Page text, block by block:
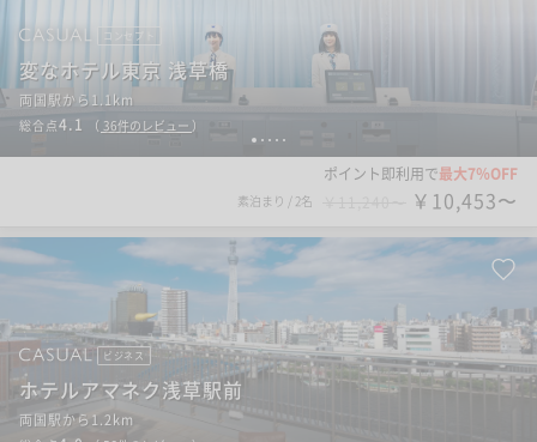
1 2 3 4 5
コンセプト
変なホテル東京 浅草橋
両国駅から1.1km
総合点4.1 （ 36件のレビュー ）
ポイント即利用で最大7％OFF
素泊まり / 2名 ￥10,453〜
ビジネス
ホテルアマネク浅草駅前
両国駅から1.2km